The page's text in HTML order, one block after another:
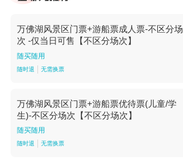
万佛湖风景区门票+游船票成人票-不区分场
次 -仅当日可售【不区分场次】
随买随用
随时退 无需换票
万佛湖风景区门票+游船票优待票(儿童/学
生)-不区分场次【不区分场次】
随买随用
随时退 无需换票